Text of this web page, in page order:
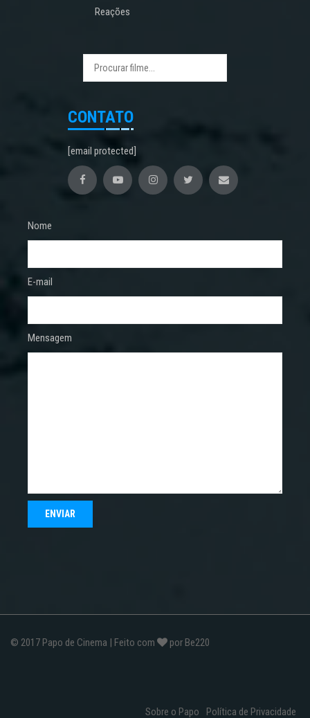
Reações
CONTATO
[email protected]
Nome
E-mail
Mensagem
© 2017 Papo de Cinema | Feito com por Be220
Sobre o Papo Política de Privacidade